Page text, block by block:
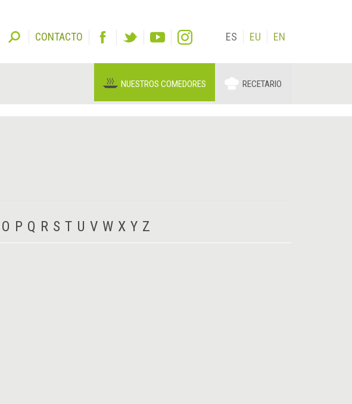
CONTACTO ES EU EN
NUESTROS COMEDORES RECETARIO
O P Q R S T U V W X Y Z